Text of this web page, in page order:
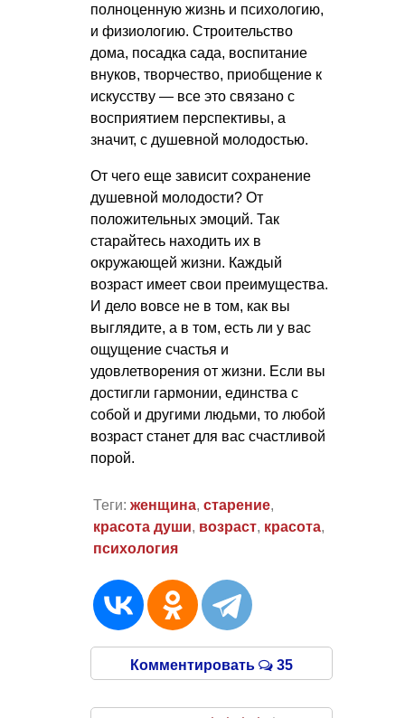
полноценную жизнь и психологию,
и физиологию. Строительство
дома, посадка сада, воспитание
внуков, творчество, приобщение к
искусству — все это связано с
восприятием перспективы, а
значит, с душевной молодостью.
От чего еще зависит сохранение
душевной молодости? От
положительных эмоций. Так
старайтесь находить их в
окружающей жизни. Каждый
возраст имеет свои преимущества.
И дело вовсе не в том, как вы
выглядите, а в том, есть ли у вас
ощущение счастья и
удовлетворения от жизни. Если вы
достигли гармонии, единства с
собой и другими людьми, то любой
возраст станет для вас счастливой
порой.
Теги: женщина, старение,
красота души, возраст, красота,
психология
Комментировать 35